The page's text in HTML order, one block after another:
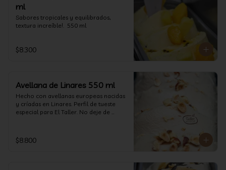
ml
Sabores tropicales y equilibrados,
textura increíble!.  550 ml
$8.300
Avellana de Linares 550 ml
Hecho con avellanas europeas nacidas
y críadas en Linares. Perfil de tueste
especial para El Taller. No deje de
$8.800